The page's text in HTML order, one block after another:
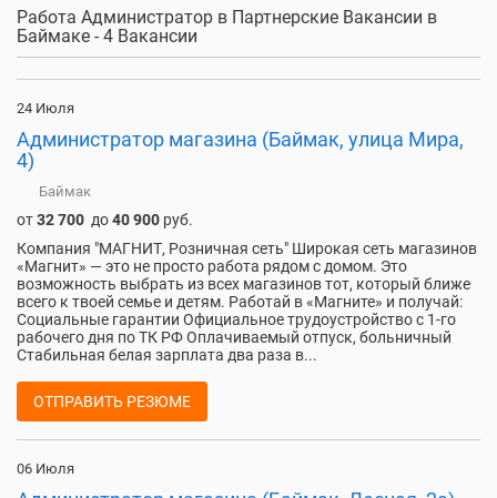
Работа Администратор в Партнерские Вакансии в
Баймаке - 4 Вакансии
24 Июля
Администратор магазина (Баймак, улица Мира,
4)
Баймак
от32 700 до40 900 руб.
Компания "МАГНИТ, Розничная сеть" Широкая сеть магазинов
«Магнит» — это не просто работа рядом с домом. Это
возможность выбрать из всех магазинов тот, который ближе
всего к твоей семье и детям. Работай в «Магните» и получай:
Социальные гарантии Официальное трудоустройство с 1-го
рабочего дня по ТК РФ Оплачиваемый отпуск, больничный
Стабильная белая зарплата два раза в...
ОТПРАВИТЬ РЕЗЮМЕ
06 Июля